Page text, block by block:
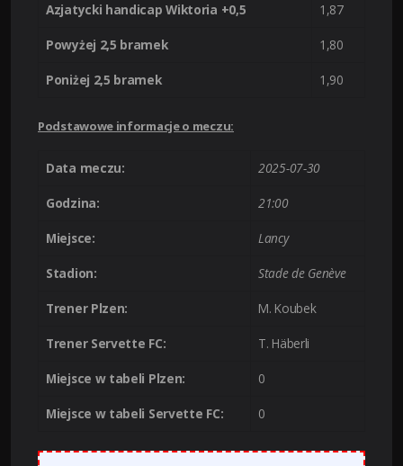
Azjatycki handicap Wiktoria +0,5 1,87
Powyżej 2,5 bramek 1,80
Poniżej 2,5 bramek 1,90
Podstawowe informacje o meczu:
Data meczu: 2025-07-30
Godzina: 21:00
Miejsce: Lancy
Stadion: Stade de Genève
Trener Plzen: M. Koubek
Trener Servette FC: T. Häberli
Miejsce w tabeli Plzen: 0
Miejsce w tabeli Servette FC: 0